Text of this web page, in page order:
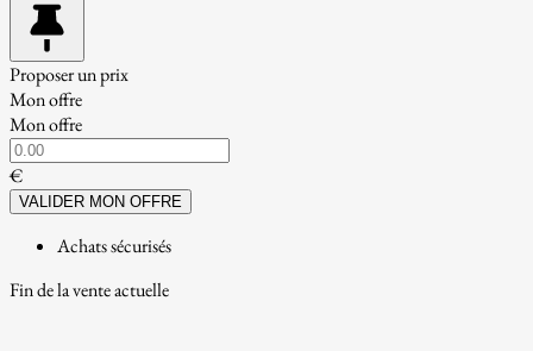
Proposer un prix
Mon offre
Mon offre
€
VALIDER MON OFFRE
Achats sécurisés
Fin de la vente actuelle